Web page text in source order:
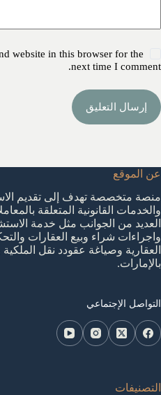
website in this browser for the
next time I comment.
إرسال التعليق
عن الموقع
منصة متخصصة تهدف إلى تقديم
والخدمات القانونية المتعلقة
العديد من الجوانب مثل خدمة
واجراءات شراء وبيع العقارات
العقارية وصياغة عقودد نقل الملكية
بالإمارات.
التواصل الإجتماعي
التصنيفات